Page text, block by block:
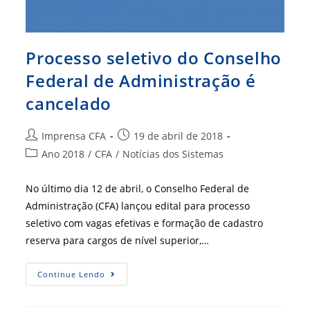
Processo seletivo do Conselho
Federal de Administração é
cancelado
Autor
do
Imprensa CFA
Post
publicado:
19 de abril de 2018
Categoria
post:
Ano 2018 / CFA / Notícias dos Sistemas
No último dia 12 de abril, o Conselho Federal de
Administração (CFA) lançou edital para processo
seletivo com vagas efetivas e formação de cadastro
reserva para cargos de nível superior,…
Continue Lendo Processo
Seletivo